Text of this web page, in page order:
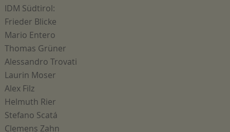
IDM Südtirol:
Frieder Blicke
Mario Entero
Thomas Grüner
Alessandro Trovati
Laurin Moser
Alex Filz
Helmuth Rier
Stefano Scatá
Clemens Zahn